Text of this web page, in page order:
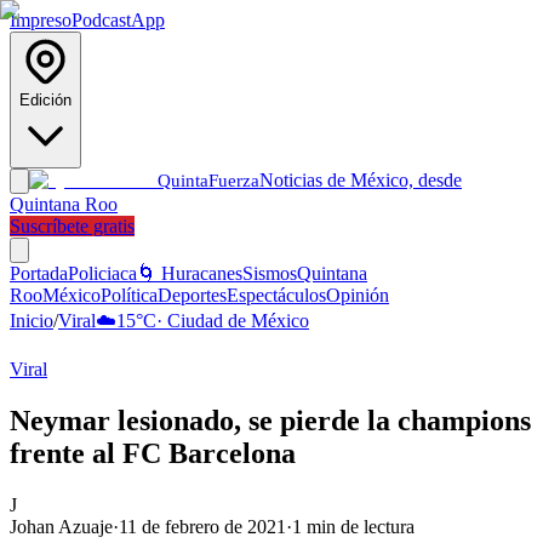
ImpresoPodcastApp
Edición
QuintaFuerzaNoticias de México, desde
Quintana Roo
Suscríbete gratis
PortadaPoliciaca 🌀 HuracanesSismosQuintana
RooMéxicoPolíticaDeportesEspectáculosOpinión
Inicio/Viral☁️15°C· Ciudad de México
Viral
Neymar lesionado, se pierde la champions
frente al FC Barcelona
J
Johan Azuaje·11 de febrero de 2021 ·1 min de lectura